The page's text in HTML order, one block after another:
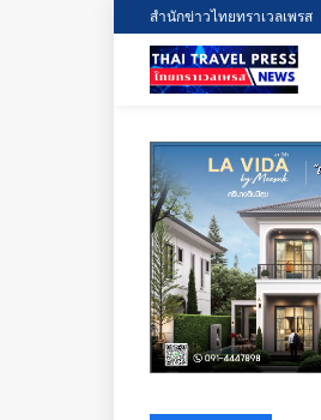
สำนักข่าวไทยทราเวลเพรส